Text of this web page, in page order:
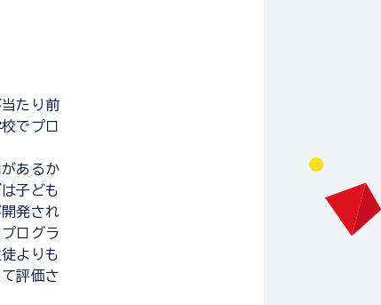
たり前
でプロ
あるか
子ども
発され
ログラ
よりも
評価さ